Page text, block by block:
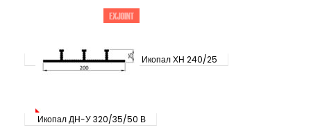
Икопал ХН 240/25
Икопал ДН-У 320/35/50 В